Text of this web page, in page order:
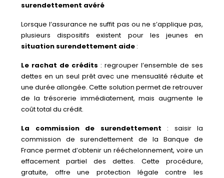
surendettement avéré
Lorsque l’assurance ne suffit pas ou ne s’applique pas,
plusieurs dispositifs existent pour les jeunes en
situation surendettement aide :
Le rachat de crédits : regrouper l’ensemble de ses
dettes en un seul prêt avec une mensualité réduite et
une durée allongée. Cette solution permet de retrouver
de la trésorerie immédiatement, mais augmente le
coût total du crédit.
La commission de surendettement : saisir la
commission de surendettement de la Banque de
France permet d’obtenir un rééchelonnement, voire un
effacement partiel des dettes. Cette procédure,
gratuite, offre une protection légale contre les